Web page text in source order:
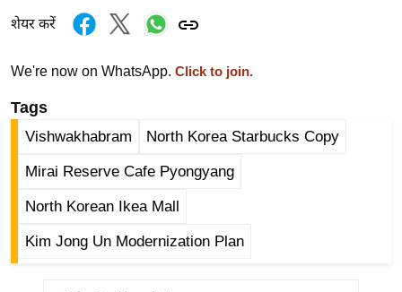
वु
हॉ
ली
फि
ल्म
मी
शेयर करें
We're now on WhatsApp. Click to join.
Tags
Vishwakhabram North Korea Starbucks Copy
Mirai Reserve Cafe Pyongyang
North Korean Ikea Mall
Kim Jong Un Modernization Plan